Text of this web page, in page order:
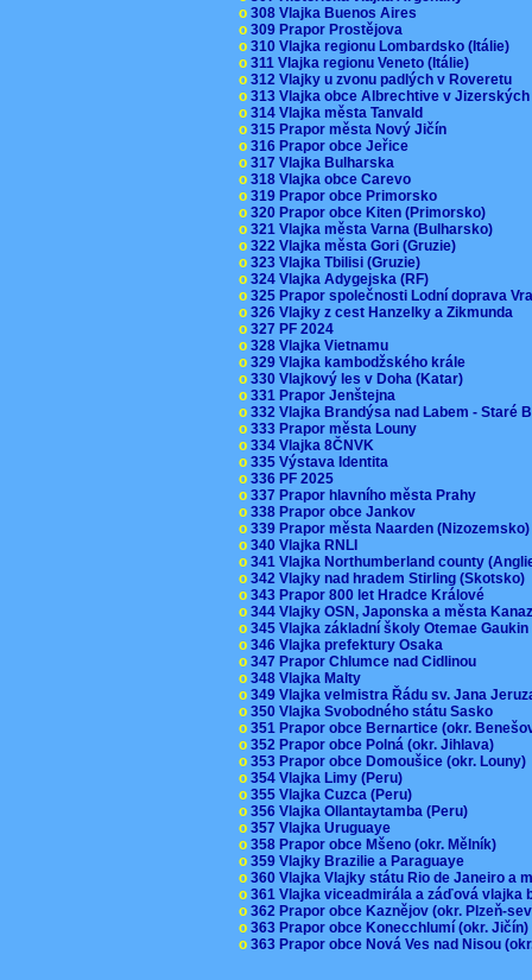
o 308 Vlajka Buenos Aires
o 309 Prapor Prostějova
o 310 Vlajka regionu Lombardsko (Itálie)
o 311 Vlajka regionu Veneto (Itálie)
o 312 Vlajky u zvonu padlých v Roveretu
o 313 Vlajka obce Albrechtive v
o 314 Vlajka města Tanvald
o 315 Prapor města Nový Jičín
o 316 Prapor obce Jeřice
o 317 Vlajka Bulharska
o 318 Vlajka obce Carevo
o 319 Prapor obce Primorsko
o 320 Prapor obce Kiten (Primorsko)
o 321 Vlajka města Varna (Bulharsko)
o 322 Vlajka města Gori (Gruzie)
o 323 Vlajka Tbilisi (Gruzie)
o 324 Vlajka Adygejska (RF)
o 325 Prapor společnosti Lodní doprava
o 326 Vlajky z cest Hanzelky a Zikmunda
o 327 PF 2024
o 328 Vlajka Vietnamu
o 329 Vlajka kambodžského krále
o 330 Vlajkový les v Doha (Katar)
o 331 Prapor Jenštejna
o 332 Vlajka Brandýsa nad Labem - Staré
o 333 Prapor města Louny
o 334 Vlajka 8ČNVK
o 335 Výstava Identita
o 336 PF 2025
o 337 Prapor hlavního města Prahy
o 338 Prapor obce Jankov
o 339 Prapor města Naarden
o 340 Vlajka RNLI
o 341 Vlajka Northumberland county
o 342 Vlajky nad hradem Stirling (Skotsko)
o 343 Prapor 800 let Hradce Králové
o 344 Vlajky OSN, Japonska a města
o 345 Vlajka základní školy Otemae
o 346 Vlajka prefektury Osaka
o 347 Prapor Chlumce nad Cidlinou
o 348 Vlajka Malty
o 349 Vlajka velmistra Řádu sv. Jana
o 350 Vlajka Svobodného státu Sasko
o 351 Prapor obce Bernartice (okr.
o 352 Prapor obce Polná (okr. Jihlava)
o 353 Prapor obce Domoušice (okr. Louny)
o 354 Vlajka Limy (Peru)
o 355 Vlajka Cuzca (Peru)
o 356 Vlajka Ollantaytamba (Peru)
o 357 Vlajka Uruguaye
o 358 Prapor obce Mšeno (okr. Mělník)
o 359 Vlajky Brazilie a Paraguaye
o 360 Vlajka Vlajky státu Rio de Janeiro a
o 361 Vlajka viceadmirála a záďová
o 362 Prapor obce Kaznějov (okr. Plzeň-
o 363 Prapor obce Konecchlumí (okr.
o 363 Prapor obce Nová Ves nad Nisou